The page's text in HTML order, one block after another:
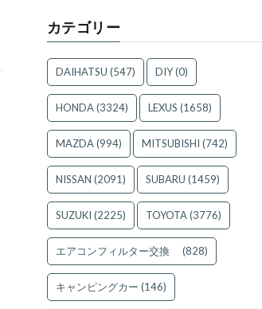
カテゴリー
DAIHATSU (547) DIY(0)
HONDA(3324) LEXUS (1658)
MAZDA(994) MITSUBISHI (742)
NISSAN (2091) SUBARU (1459)
SUZUKI (2225) TOYOTA(3776)
エアコンフィルター交換 (828)
キャンピングカー (146)